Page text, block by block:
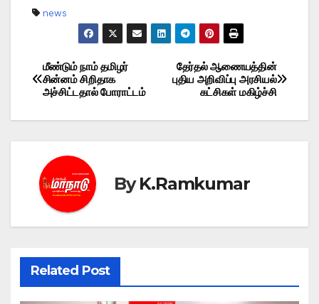
news
Post
navigation
தேர்தல் ஆணையத்தின்
புதிய அறிவிப்பு அரசியல்
கட்சிகள் மகிழ்ச்சி
மீண்டும் நாம் தமிழர்
சின்னம் சிறிதாக
அச்சிட்டதால் போராட்டம்
ByK.Ramkumar
Related Post